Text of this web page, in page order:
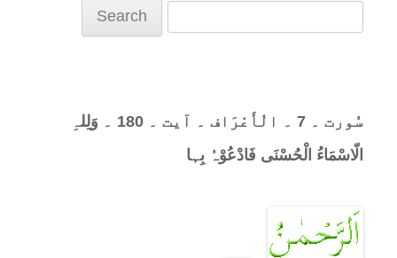
سُورت ۔ 7 ۔ الْأَعْرَاف ۔ آیت ۔ 180 ۔ وَلِلہِ
الّاسْمَاءُ الْحُسْنَی فَادْعُوْہُ بِہا